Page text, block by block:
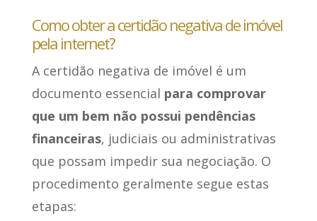
Como obter a certidão negativa de imóvel
pela internet?
A certidão negativa de imóvel é um
documento essencial para comprovar
que um bem não possui pendências
financeiras, judiciais ou administrativas
que possam impedir sua negociação. O
procedimento geralmente segue estas
etapas: